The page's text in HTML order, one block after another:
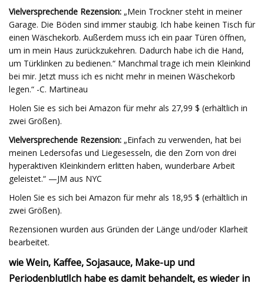
Vielversprechende Rezension: „Mein Trockner steht in meiner
Garage. Die Böden sind immer staubig. Ich habe keinen Tisch für
einen Wäschekorb. Außerdem muss ich ein paar Türen öffnen,
um in mein Haus zurückzukehren. Dadurch habe ich die Hand,
um Türklinken zu bedienen.“ Manchmal trage ich mein Kleinkind
bei mir. Jetzt muss ich es nicht mehr in meinen Wäschekorb
legen.“ -C. Martineau
Holen Sie es sich bei Amazon für mehr als 27,99 $ (erhältlich in
zwei Größen).
Vielversprechende Rezension: „Einfach zu verwenden, hat bei
meinen Ledersofas und Liegesesseln, die den Zorn von drei
hyperaktiven Kleinkindern erlitten haben, wunderbare Arbeit
geleistet.“ —JM aus NYC
Holen Sie es sich bei Amazon für mehr als 18,95 $ (erhältlich in
zwei Größen).
Rezensionen wurden aus Gründen der Länge und/oder Klarheit
bearbeitet.
wie Wein, Kaffee, Sojasauce, Make-up und
Periodenblut!Ich habe es damit behandelt, es wieder in